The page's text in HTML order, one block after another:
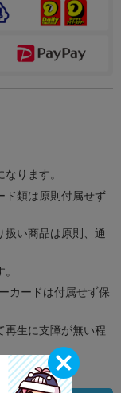
ります。
ド類は原則付属せず
扱い商品は原則、通
カードは付属せず保
再生に支障が無い程